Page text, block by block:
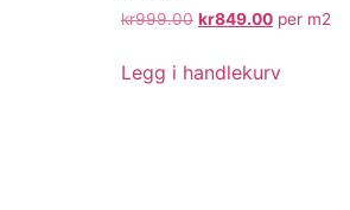
kr999.00 kr849.00 per m2
Legg i handlekurv